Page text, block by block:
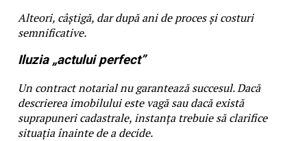
Alteori, câștigă, dar după ani de proces și costuri
semnificative.
Iluzia „actului perfect”
Un contract notarial nu garantează succesul. Dacă
descrierea imobilului este vagă sau dacă există
suprapuneri cadastrale, instanța trebuie să clarifice
situația înainte de a decide.